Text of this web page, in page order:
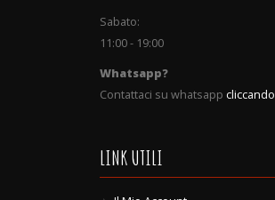
Sabato:
11:00 - 19:00
Whatsapp?
Contattaci su whatsapp
LINK UTILI